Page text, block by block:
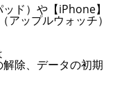
ド）や【iPhone】
ップルウォッチ）
除、データの初期